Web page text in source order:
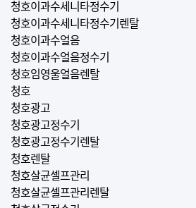
청호이과수세니타정수기
청호이과수세니타정수기렌탈
청호이과수얼음
청호이과수얼음정수기
청호임영울얼음렌탈
청호
청호광고
청호광고정수기
청호광고정수기렌탈
청호렌탈
청호살균셀프관리
청호살균셀프관리렌탈